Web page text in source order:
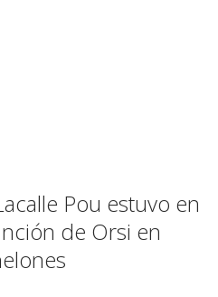
Pou estuvo en
de Orsi en